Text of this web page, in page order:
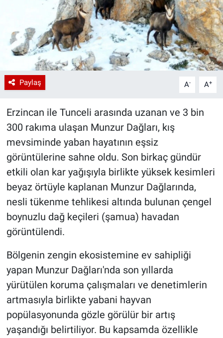
Paylaş A- A+
Erzincan ile Tunceli arasında uzanan ve 3 bin
300 rakıma ulaşan Munzur Dağları, kış
mevsiminde yaban hayatının eşsiz
görüntülerine sahne oldu. Son birkaç gündür
etkili olan kar yağışıyla birlikte yüksek kesimleri
beyaz örtüyle kaplanan Munzur Dağlarında,
nesli tükenme tehlikesi altında bulunan çengel
boynuzlu dağ keçileri (şamua) havadan
görüntülendi.
Bölgenin zengin ekosistemine ev sahipliği
yapan Munzur Dağları'nda son yıllarda
yürütülen koruma çalışmaları ve denetimlerin
artmasıyla birlikte yabani hayvan
popülasyonunda gözle görülür bir artış
yaşandığı belirtiliyor. Bu kapsamda özellikle